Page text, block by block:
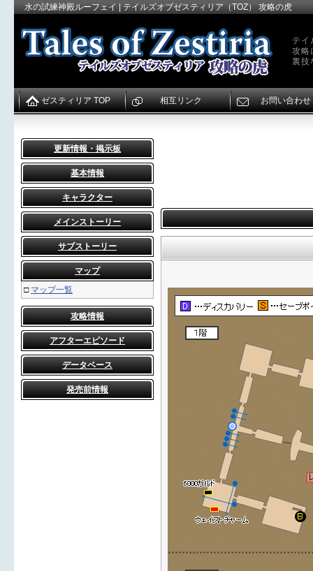
水の試練神殿ルーフェイ | テイルズオブゼスティリア（TOZ） 攻略の虎
テイ
攻略
裏技
更新情報・掲示板
基本情報
キャラクター
メインストーリー
サブストーリー
マップ
□ マップ一覧
攻略情報
アフターエピソード
データベース
発売前情報
ゼスティリア TOP 相互リンク お問い合わせ